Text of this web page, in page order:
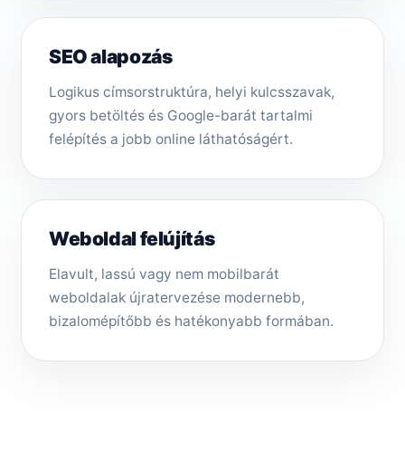
SEO alapozás
Logikus címsorstruktúra, helyi kulcsszavak,
gyors betöltés és Google-barát tartalmi
felépítés a jobb online láthatóságért.
Weboldal felújítás
Elavult, lassú vagy nem mobilbarát
weboldalak újratervezése modernebb,
bizalomépítőbb és hatékonyabb formában.